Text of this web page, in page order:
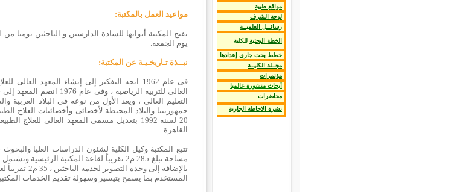
مواعيد العمل بالمكتبة:
تفتح المكتبة أبوابها للسادة الدارسين و الباحثين يوميا
يوم الجمعة.
نبــذة تـاريخـيـة عن المكتبة:
فى عام 1962 اتجه التفكير إلى إنشاء المعهد
العالى للتربية الرياضية
التعليم العالى ، ويعد الأول من نوعه فى البلاد
20 لسنة 1992 بتعديل مسمى المعهد العالى
القاهرة .
تتبع المكتبة وكيل الكلية لشئون الدراسات العليا
مساحة تبلغ 285 م2 تقريباً لقاعة المكتبة
بالإضافة إلى
المستخدم بما يسمح بتيسير وسهولة تقديم الخدمات